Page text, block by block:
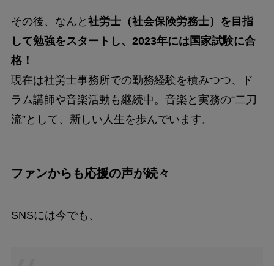
その後、なんと 社労士（社会保険労務士）を目指
して勉強をスタートし、2023年には国家試験に合
格！
現在は社労士事務所での勤務経験を積みつつ、ド
ラム講師や音楽活動も継続中。音楽と実務の“二刀
流”として、新しい人生を歩んでいます。
ファンからも応援の声が続々
SNSには今でも、